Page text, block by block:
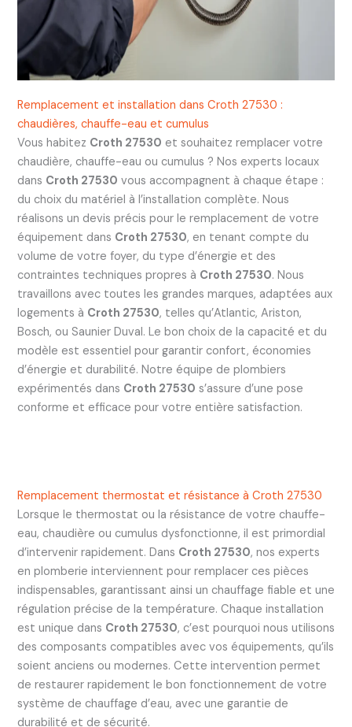
Remplacement et installation dans Croth 27530 :
chaudières, chauffe-eau et cumulus
Vous habitez Croth 27530 et souhaitez remplacer votre
chaudière, chauffe-eau ou cumulus ? Nos experts locaux
dans Croth 27530 vous accompagnent à chaque étape :
du choix du matériel à l’installation complète. Nous
réalisons un devis précis pour le remplacement de votre
équipement dans Croth 27530, en tenant compte du
volume de votre foyer, du type d’énergie et des
contraintes techniques propres à Croth 27530. Nous
travaillons avec toutes les grandes marques, adaptées aux
logements à Croth 27530, telles qu’Atlantic, Ariston,
Bosch, ou Saunier Duval. Le bon choix de la capacité et du
modèle est essentiel pour garantir confort, économies
d’énergie et durabilité. Notre équipe de plombiers
expérimentés dans Croth 27530 s’assure d’une pose
conforme et efficace pour votre entière satisfaction.
Remplacement thermostat et résistance à Croth 27530
Lorsque le thermostat ou la résistance de votre chauffe-
eau, chaudière ou cumulus dysfonctionne, il est primordial
d’intervenir rapidement. Dans Croth 27530, nos experts
en plomberie interviennent pour remplacer ces pièces
indispensables, garantissant ainsi un chauffage fiable et une
régulation précise de la température. Chaque installation
est unique dans Croth 27530, c’est pourquoi nous utilisons
des composants compatibles avec vos équipements, qu’ils
soient anciens ou modernes. Cette intervention permet
de restaurer rapidement le bon fonctionnement de votre
système de chauffage d’eau, avec une garantie de
durabilité et de sécurité.